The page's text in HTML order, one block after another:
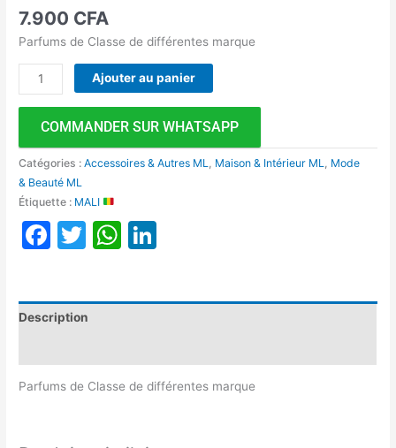
7.900 CFA
Parfums de Classe de différentes marque
Ajouter au panier
COMMANDER SUR WHATSAPP
Catégories :Accessoires & Autres ML Maison & Intérieur ML
Mode
& Beauté ML
Étiquette : MALI
Facebook
TwitterWhatsApp
Description
Parfums de Classe de différentes marque